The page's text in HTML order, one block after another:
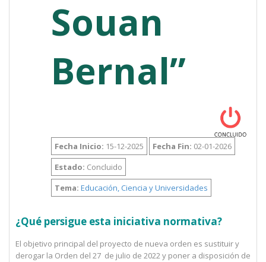
Souan
Bernal”
Fecha Inicio: 15-12-2025 Fecha Fin: 02-01-2026
Estado: Concluido
Tema: Educación, Ciencia y Universidades
¿Qué persigue esta iniciativa normativa?
El objetivo principal del proyecto de nueva orden es sustituir y
derogar la Orden del 27 de julio de 2022 y poner a disposición de